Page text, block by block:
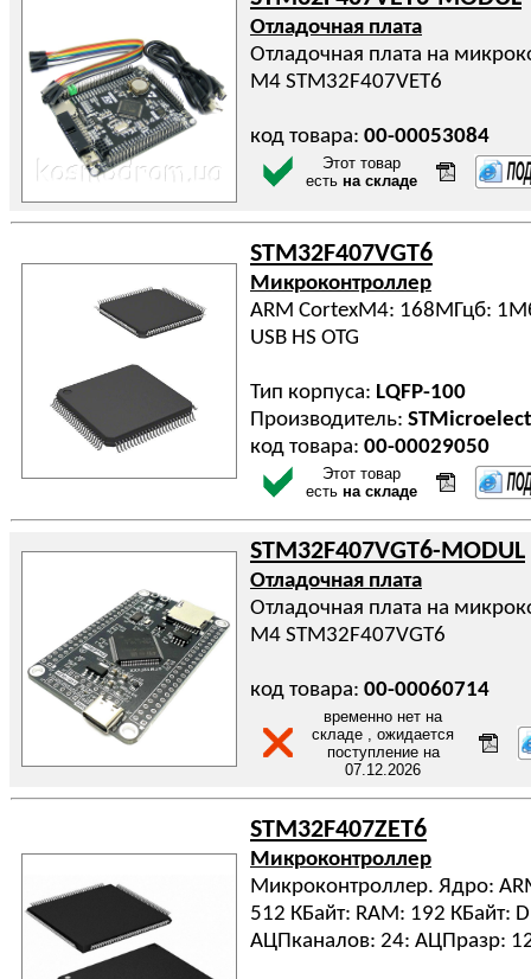
Отладочная плата
Отладочная плата на
M4 STM32F407VET6
код товара: 00-00053084
Этот товар
есть на складе
STM32F407VGT6
Микроконтроллер
ARM CortexM4: 168МГцб:
USB HS OTG
Тип корпуса: LQFP-100
Производитель:
код товара: 00-00029050
Этот товар
есть на складе
STM32F407VGT6-MODUL
Отладочная плата
Отладочная плата на
M4 STM32F407VGT6
код товара: 00-00060714
временно нет на
складе , ожидается
поступление на
07.12.2026
STM32F407ZET6
Микроконтроллер
Микроконтроллер. Ядро:
512 КБайт: RAM: 192 КБайт:
АЦПканалов: 24: АЦПразр: